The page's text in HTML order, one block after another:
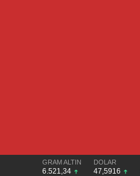
GRAM ALTIN
6.521,34
DOLAR
47,5916